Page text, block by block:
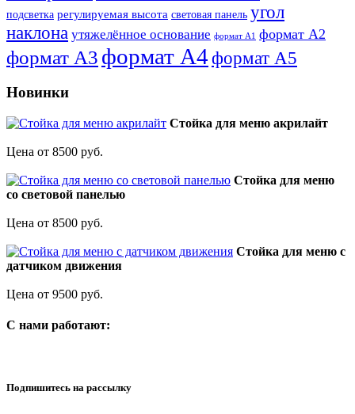
подсветка регулируемая высота световая панель угол
наклона утяжелённое основание формат А1 формат А2
формат А3 формат А4формат А5
Новинки
Стойка для меню акрилайт
Цена от 8500 руб.
Стойка для меню
со световой панелью
Цена от 8500 руб.
Стойка для меню с
датчиком движения
Цена от 9500 руб.
C нами работают:
Подпишитесь на рассылку